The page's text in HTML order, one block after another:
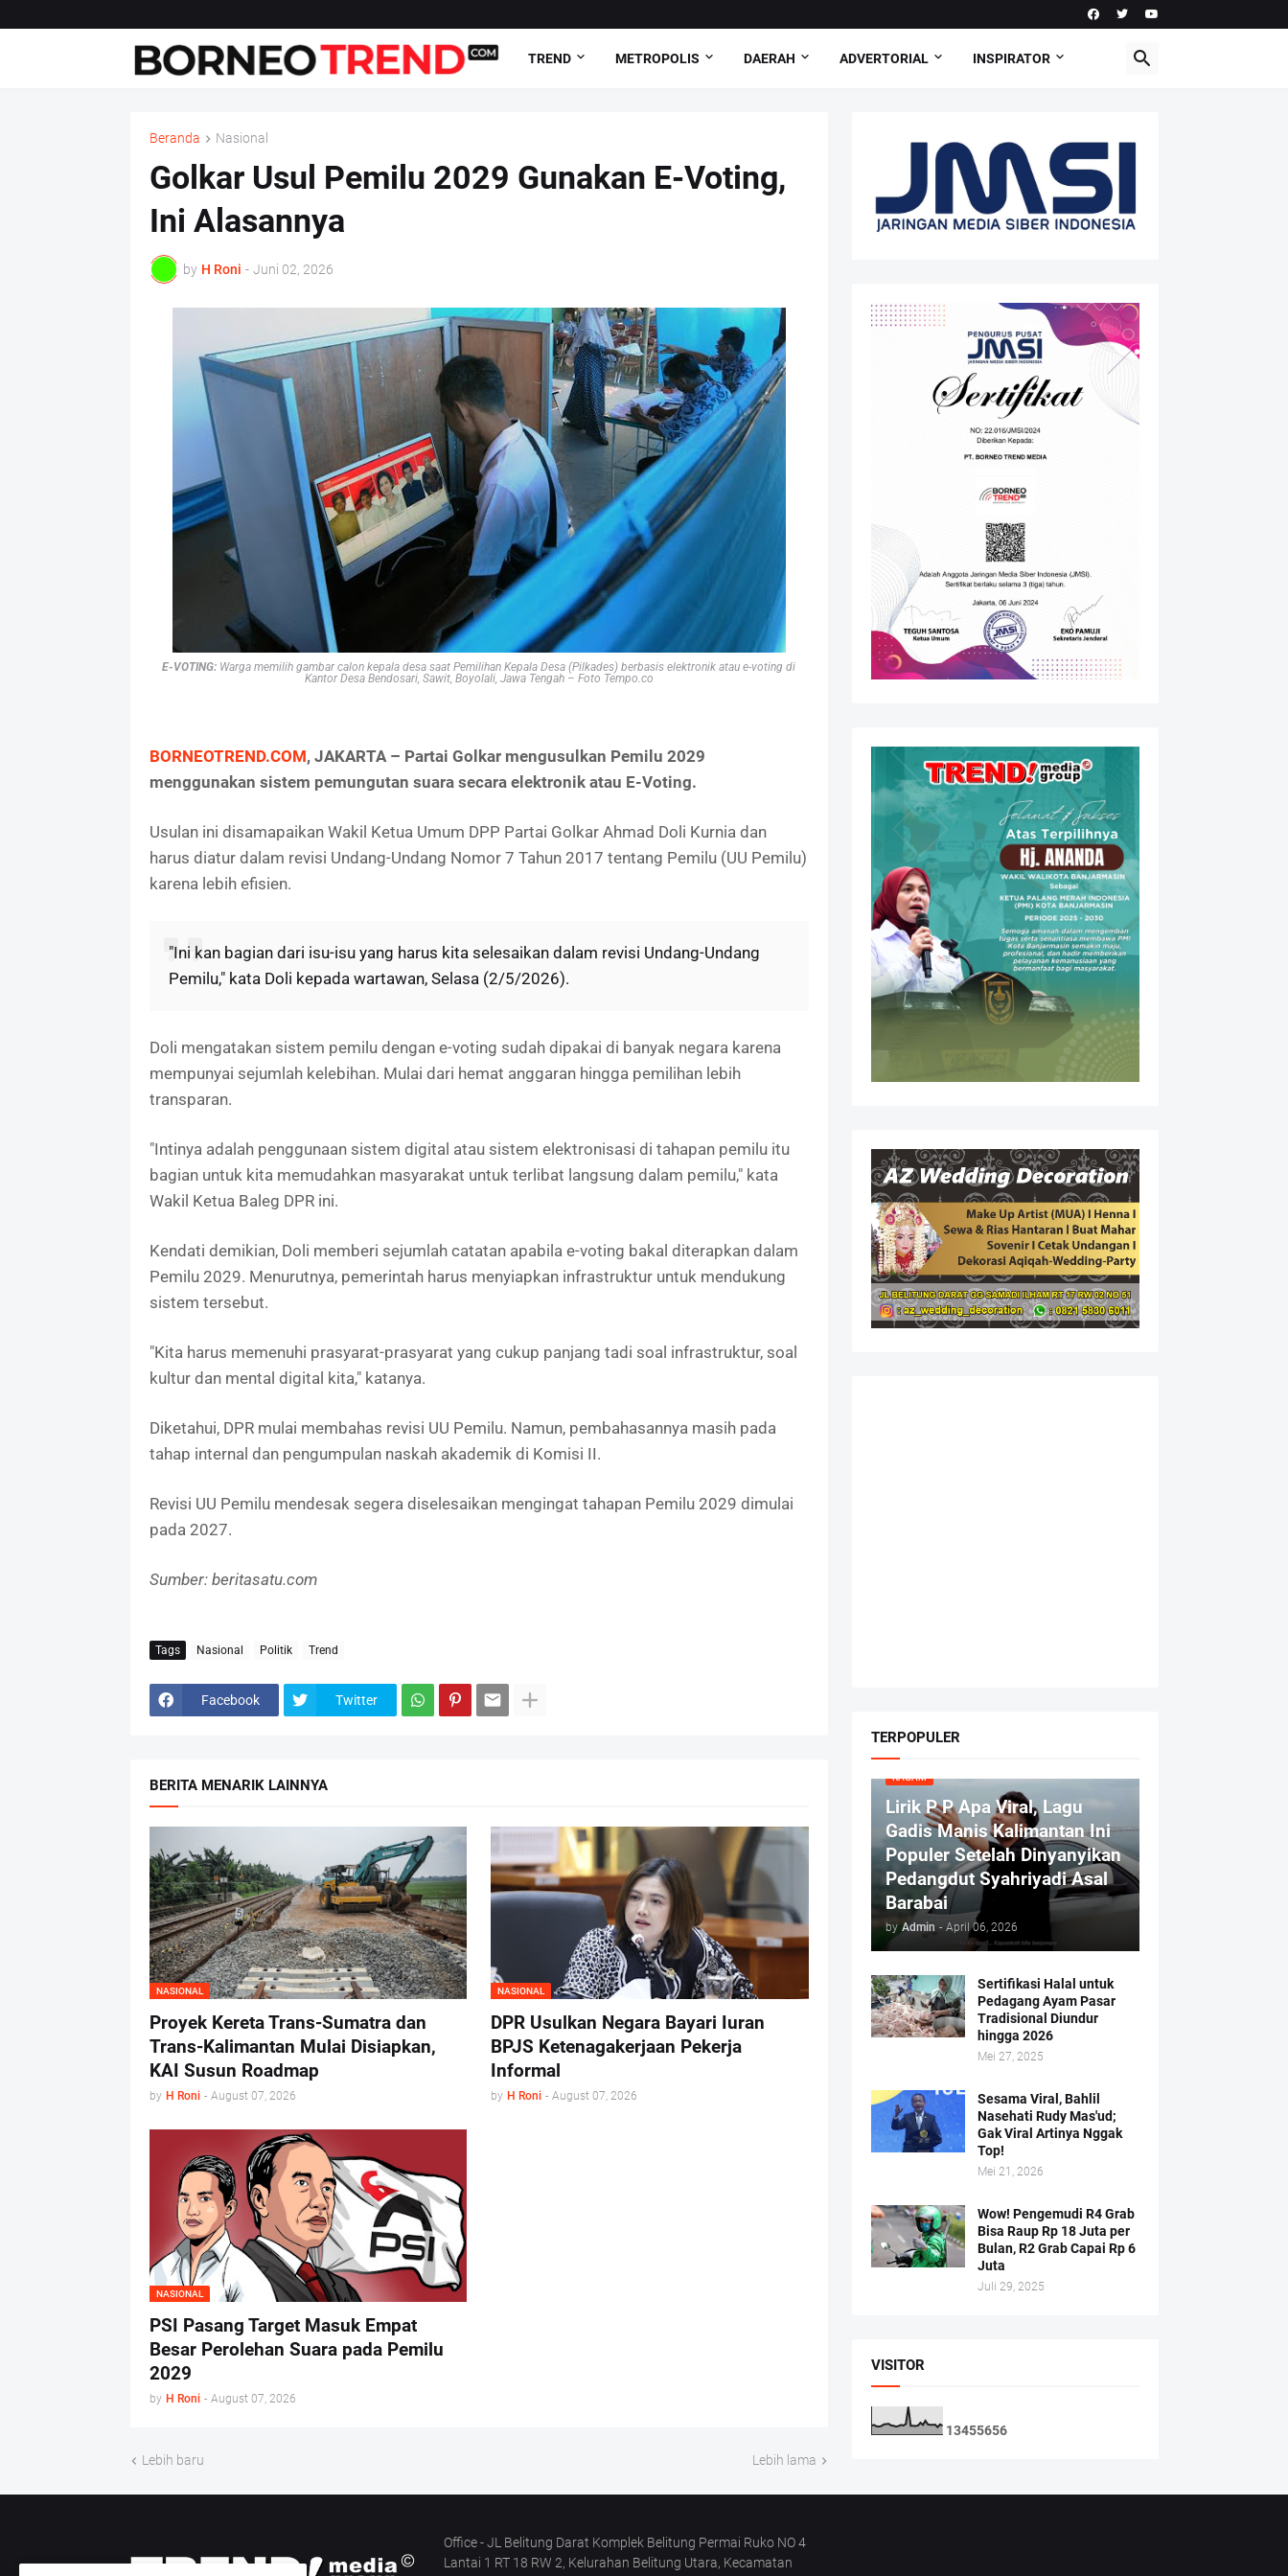
TREND METROPOLIS DAERAH ADVERTORIAL INSPIRATOR
Beranda Nasional
Golkar Usul Pemilu 2029 Gunakan E-Voting,
Ini Alasannya
by H Roni - Juni 02, 2026
E-VOTING: Warga memilih gambar calon kepala desa saat Pemilihan Kepala Desa (Pilkades) berbasis elektronik atau e-voting di
Kantor Desa Bendosari, Sawit, Boyolali, Jawa Tengah – Foto Tempo.co
BORNEOTREND.COM, JAKARTA – Partai Golkar mengusulkan Pemilu 2029
menggunakan sistem pemungutan suara secara elektronik atau E-Voting.
Usulan ini disamapaikan Wakil Ketua Umum DPP Partai Golkar Ahmad Doli Kurnia dan
harus diatur dalam revisi Undang-Undang Nomor 7 Tahun 2017 tentang Pemilu (UU Pemilu)
karena lebih efisien.
"Ini kan bagian dari isu-isu yang harus kita selesaikan dalam revisi Undang-Undang
Pemilu," kata Doli kepada wartawan, Selasa (2/5/2026).
Doli mengatakan sistem pemilu dengan e-voting sudah dipakai di banyak negara karena
mempunyai sejumlah kelebihan. Mulai dari hemat anggaran hingga pemilihan lebih
transparan.
"Intinya adalah penggunaan sistem digital atau sistem elektronisasi di tahapan pemilu itu
bagian untuk kita memudahkan masyarakat untuk terlibat langsung dalam pemilu," kata
Wakil Ketua Baleg DPR ini.
Kendati demikian, Doli memberi sejumlah catatan apabila e-voting bakal diterapkan dalam
Pemilu 2029. Menurutnya, pemerintah harus menyiapkan infrastruktur untuk mendukung
sistem tersebut.
"Kita harus memenuhi prasyarat-prasyarat yang cukup panjang tadi soal infrastruktur, soal
kultur dan mental digital kita," katanya.
Diketahui, DPR mulai membahas revisi UU Pemilu. Namun, pembahasannya masih pada
tahap internal dan pengumpulan naskah akademik di Komisi II.
Revisi UU Pemilu mendesak segera diselesaikan mengingat tahapan Pemilu 2029 dimulai
pada 2027.
Sumber: beritasatu.com
Tags Nasional Politik Trend
Facebook Twitter
BERITA MENARIK LAINNYA
NASIONAL
Proyek Kereta Trans-Sumatra dan
Trans-Kalimantan Mulai Disiapkan,
KAI Susun Roadmap
by H Roni - August 07, 2026
NASIONAL
DPR Usulkan Negara Bayari Iuran
BPJS Ketenagakerjaan Pekerja
Informal
by H Roni - August 07, 2026
NASIONAL
PSI Pasang Target Masuk Empat
Besar Perolehan Suara pada Pemilu
2029
by H Roni - August 07, 2026
Lebih baru Lebih lama
TERPOPULER
RAGAM
Lirik P P Apa Viral, Lagu
Gadis Manis Kalimantan Ini
Populer Setelah Dinyanyikan
Pedangdut Syahriyadi Asal
Barabai
by Admin - April 06, 2026
Sertifikasi Halal untuk
Pedagang Ayam Pasar
Tradisional Diundur
hingga 2026
Mei 27, 2025
Sesama Viral, Bahlil
Nasehati Rudy Mas'ud;
Gak Viral Artinya Nggak
Top!
Mei 21, 2026
Wow! Pengemudi R4 Grab
Bisa Raup Rp 18 Juta per
Bulan, R2 Grab Capai Rp 6
Juta
Juli 29, 2025
VISITOR
13455656
Office - JL Belitung Darat Komplek Belitung Permai Ruko NO 4
Lantai 1 RT 18 RW 2, Kelurahan Belitung Utara, Kecamatan